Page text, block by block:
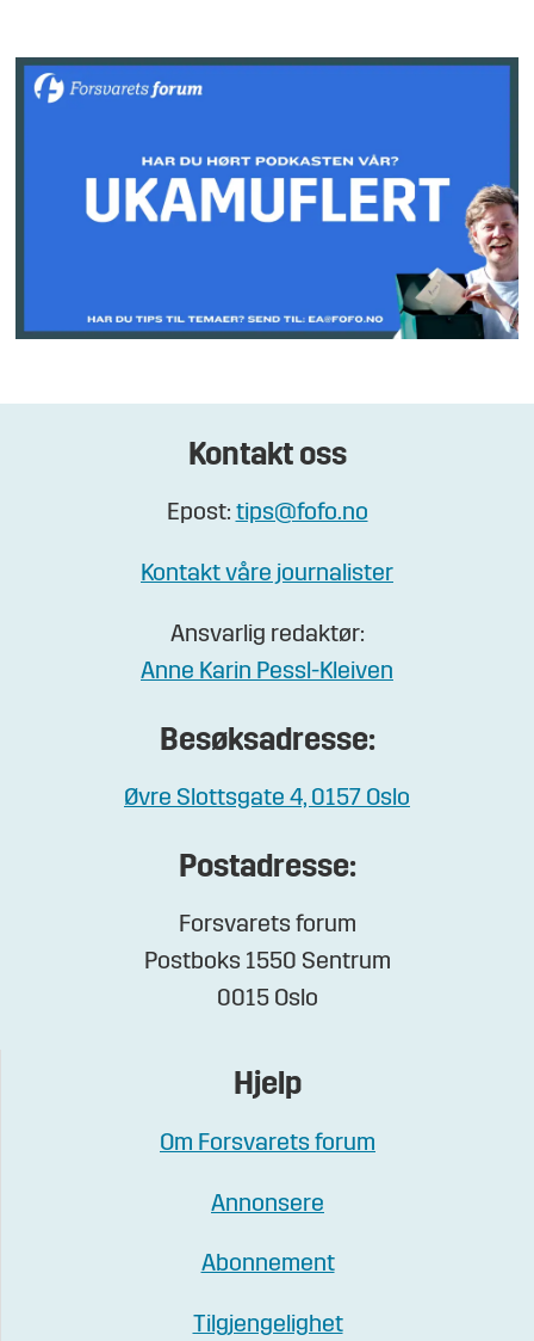
Kontakt oss
Epost: tips@fofo.no
Kontakt våre journalister
Ansvarlig redaktør:
Anne Karin Pessl-Kleiven
Besøksadresse:
Øvre Slottsgate 4, 0157 Oslo
Postadresse:
Forsvarets forum
Postboks 1550 Sentrum
0015 Oslo
Hjelp
Om Forsvarets forum
Annonsere
Abonnement
Tilgjengelighet